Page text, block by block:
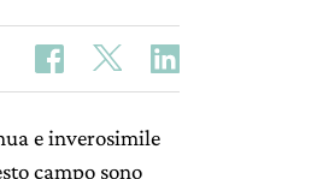
e inverosimile
campo sono